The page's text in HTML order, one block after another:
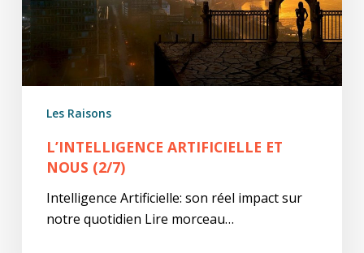
Les Raisons
L’INTELLIGENCE ARTIFICIELLE ET
NOUS (2/7)
Intelligence Artificielle: son réel impact sur
notre quotidien Lire morceau…